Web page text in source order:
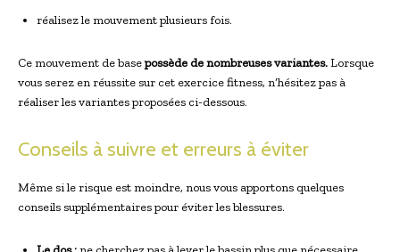
réalisez le mouvement plusieurs fois.
Ce mouvement de basepossède de nombreuses variantes.Lorsque
vous serez en réussite sur cet exercice fitness, n’hésitez pas à
réaliser les variantes proposées ci-dessous.
Conseils à suivre et erreurs à éviter
Même si le risque est moindre, nous vous apportons quelques
conseils supplémentaires pour éviter les blessures.